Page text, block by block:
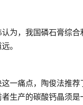
，我国磷石膏综合
。
痛点，陶俊法推荐
生产的碳酸钙晶须